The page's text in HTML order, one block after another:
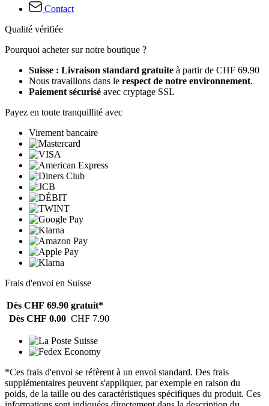
Contact
Qualité vérifiée
Pourquoi acheter sur notre boutique ?
Suisse : Livraison standard gratuite à partir de CHF 69.90
Nous travaillons dans le respect de notre environnement.
Paiement sécurisé avec cryptage SSL
Payez en toute tranquillité avec
Virement bancaire
Frais d'envoi en Suisse
Dès CHF 69.90 gratuit*
Dès CHF 0.00 CHF 7.90
*Ces frais d'envoi se réfèrent à un envoi standard. Des frais
supplémentaires peuvent s'appliquer, par exemple en raison du
poids, de la taille ou des caractéristiques spécifiques du produit. Ces